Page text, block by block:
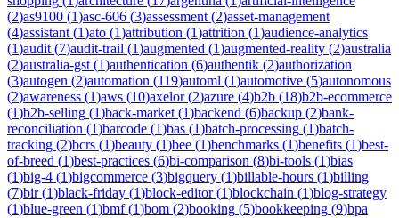
(2)as9100 (1)asc-606 (3)assessment (2)asset-management
(4)assistant (1)ato (1)attribution (1)attrition (1)audience-analytics
(1)audit (7)audit-trail (1)augmented (1)augmented-reality (2)australia
(2)australia-gst (1)authentication (6)authentik (2)authorization
(3)autogen (2)automation (119)automl (1)automotive (5)autonomous
(2)awareness (1)aws (10)axelor(2)azure (4)b2b (18)b2b-ecommerce
(1)b2b-selling (1)back-market (1)backend (6)backup (2)bank-
reconciliation (1)barcode (1)bas (1)batch-processing (1)batch-
tracking (2)bcrs (1)beauty (1)bee (1)benchmarks (1)benefits (1)best-
of-breed (1)best-practices (6)bi-comparison (8)bi-tools (1)bias
(1)big-4 (1)bigcommerce (3)bigquery (1)billable-hours (1)billing
(7)bir(1)black-friday (1)block-editor(1)blockchain (1)blog-strategy
(1)blue-green (1)bmf(1)bom (2)booking (5)bookkeeping (9)bpa